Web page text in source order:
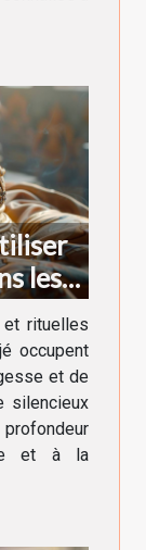
les
rituelles
occupent
et de
silencieux
et à la